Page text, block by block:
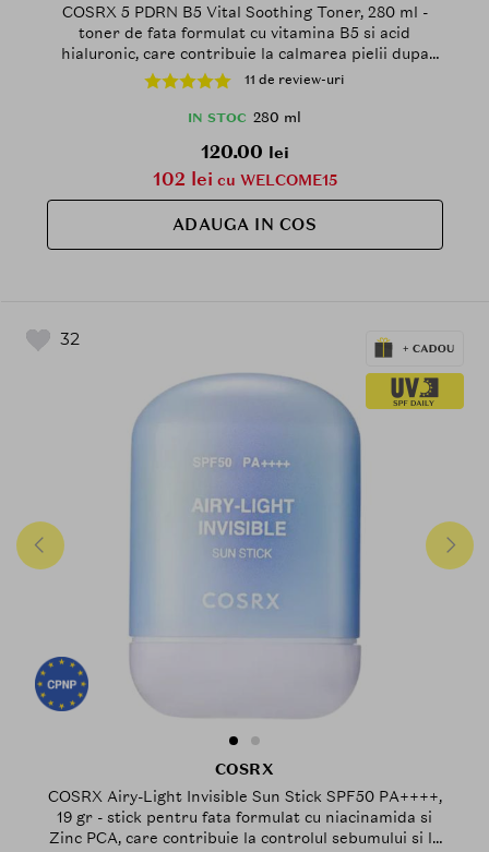
COSRX 5 PDRN B5 Vital Soothing Toner, 280 ml -
toner de fata formulat cu vitamina B5 si acid
hialuronic, care contribuie la calmarea pielii dupa
curatare si la mentinerea barierei naturale a pielii
11 de review-uri
IN STOC 280 ml
120.00 lei
102 lei cu WELCOME15
ADAUGA IN COS
32
COSRX
COSRX Airy-Light Invisible Sun Stick SPF50 PA++++,
19 gr - stick pentru fata formulat cu niacinamida si
Zinc PCA, care contribuie la controlul sebumului si la